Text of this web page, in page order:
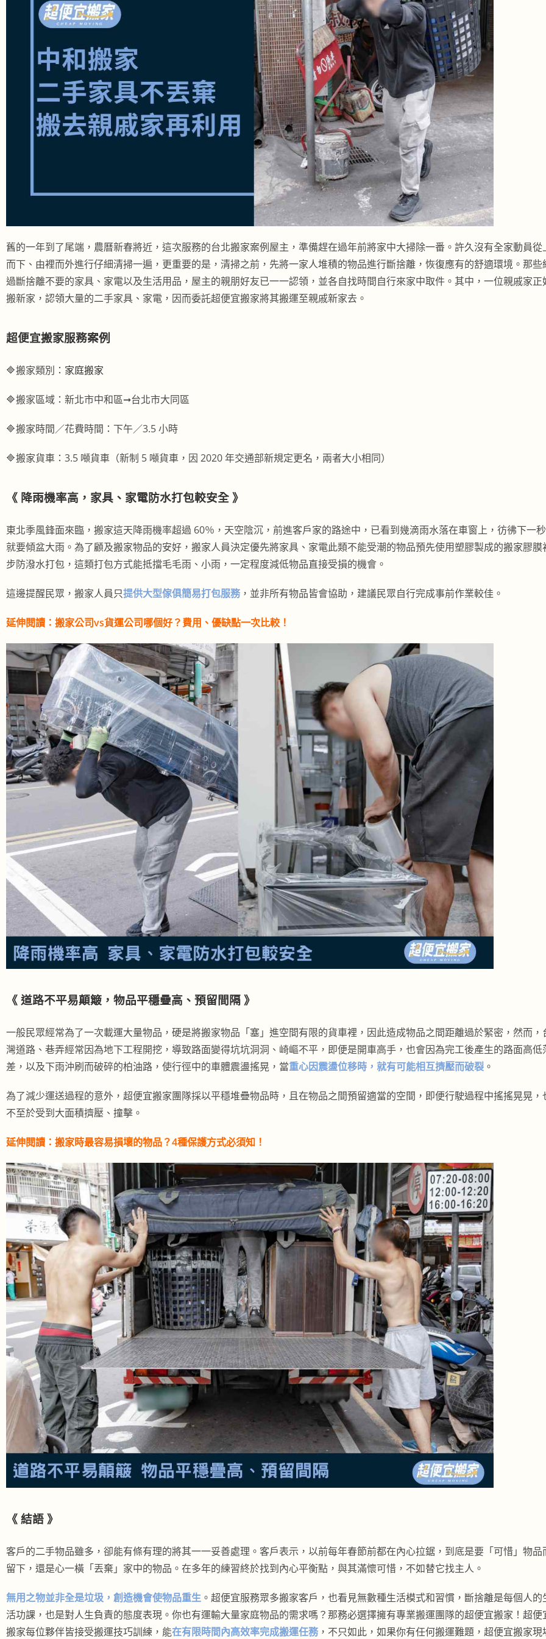
舊的一年到了尾端，農曆新春將近，這次服務的台北搬家案例屋主，準備趕在過年前將家中大掃除一番。許久沒有全家動員從
而下、由裡而外進行仔細清掃一遍，更重要的是，清掃之前，先將一家人堆積的物品進行斷捨離，恢復應有的舒適環境。那些
過斷捨離不要的家具、家電以及生活用品，屋主的親朋好友已一一認領，並各自找時間自行來家中取件。其中，一位親戚家正
搬新家，認領大量的二手家具、家電，因而委託超便宜搬家將其搬運至親戚新家去。
超便宜搬家服務案例
🔷搬家類別： 家庭搬家
🔷搬家區域：新北市中和區➞台北市大同區
🔷搬家時間／花費時間：下午／3.5 小時
🔷搬家貨車：3.5 噸貨車（新制 5 噸貨車，因 2020 年交通部新規定更名，兩者大小相同）
《 降雨機率高，家具、家電防水打包較安全 》
東北季風鋒面來臨，搬家這天降雨機率超過 60％，天空陰沉，前進客戶家的路途中，已看到幾滴雨水落在車窗上，彷彿下一秒
就要傾盆大雨。為了顧及搬家物品的安好，搬家人員決定優先將家具、家電此類不能受潮的物品預先使用塑膠製成的搬家膠膜
步防潑水打包，這類打包方式能抵擋毛毛雨、小雨，一定程度減低物品直接受損的機會。
這邊提醒民眾，搬家人員只提供大型傢俱簡易打包服務 ，並非所有物品皆會協助，建議民眾自行完成事前作業較佳。
延伸閱讀： 搬家公司vs貨運公司哪個好？費用、優缺點一次比較！
《 道路不平易顛簸，物品平穩疊高、預留間隔 》
一般民眾經常為了一次載運大量物品，硬是將搬家物品「塞」進空間有限的貨車裡，因此造成物品之間距離過於緊密，然而，
灣道路、巷弄經常因為地下工程開挖，導致路面變得坑坑洞洞、崎嶇不平，即便是開車高手，也會因為完工後產生的路面高低
差，以及下雨沖刷而破碎的柏油路，使行徑中的車體震盪搖晃，當重心因震盪位移時，就有可能相互擠壓而破裂 。
為了減少運送過程的意外，超便宜搬家團隊採以平穩堆疊物品時，且在物品之間預留適當的空間，即便行駛過程中搖搖晃晃，
不至於受到大面積擠壓、撞擊。
延伸閱讀： 搬家時最容易損壞的物品？4種保護方式必須知！
《 結語 》
客戶的二手物品雖多，卻能有條有理的將其一一妥善處理。客戶表示，以前每年春節前都在內心拉鋸，到底是要「可惜」物品
留下，還是心一橫「丟棄」家中的物品。在多年的練習終於找到內心平衡點，與其滿懷可惜，不如替它找主人。
無用之物並非全是垃圾，創造機會使物品重生 。超便宜服務眾多搬家客戶，也看見無數種生活模式和習慣，斷捨離是每個人的
活功課，也是對人生負責的態度表現。你也有運輸大量家庭物品的需求嗎？那務必選擇擁有專業搬運團隊的超便宜搬家！超便
搬家每位夥伴皆接受搬運技巧訓練，能在有限時間內高效率完成搬運任務 ，不只如此，如果你有任何搬運難題，超便宜搬家現